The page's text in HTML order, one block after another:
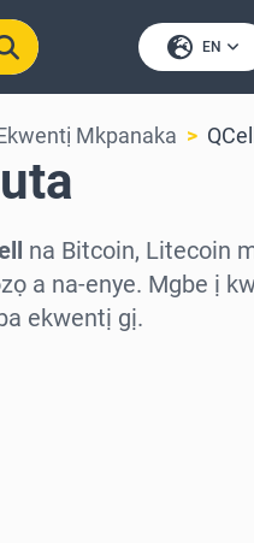
EN
Mkpanaka QCell
na Bitcoin, Litecoin
a na-enye. Mgbe ị
ekwentị gị.